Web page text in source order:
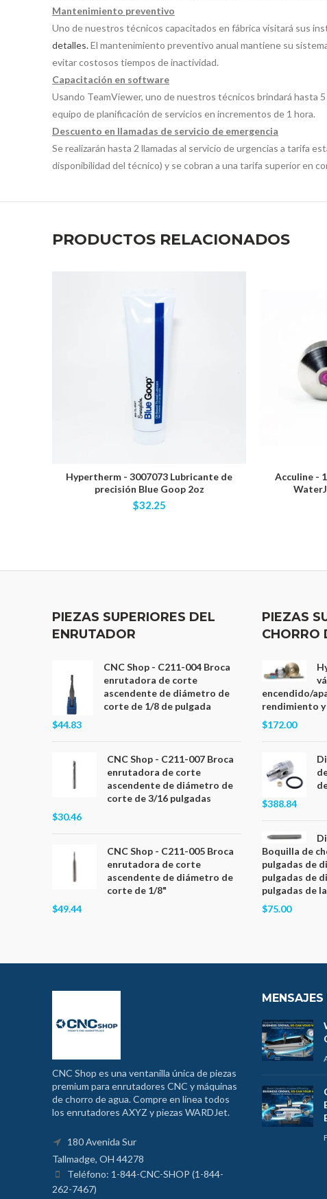
Mantenimiento preventivo
Uno de nuestros técnicos capacitados en fábrica visitará sus
detalles.El mantenimiento preventivo anual mantiene su
evitar costosos tiempos de inactividad.
Capacitación en software
Usando TeamViewer, uno de nuestros técnicos brindará hasta
equipo de planificación de servicios en incrementos de 1 hora.
Descuento en llamadas de servicio de emergencia
Se realizarán hasta 2 llamadas al servicio de urgencias a tarifa
disponibilidad del técnico) y se cobran a una tarifa superior en
PRODUCTOS RELACIONADOS
Hypertherm - 3007073 Lubricante de
precisión Blue Goop 2oz
$32.25
Acculine -
PIEZAS SUPERIORES DEL
ENRUTADOR
CNC Shop - C211-004 Broca
enrutadora de corte
ascendente de diámetro de
corte de 1/8 de pulgada
$44.83
CNC Shop - C211-007 Broca
enrutadora de corte
ascendente de diámetro de
corte de 3/16 pulgadas
$30.46
CNC Shop - C211-005 Broca
enrutadora de corte
ascendente de diámetro de
corte de 1/8"
$49.44
PIEZAS
CHORRO
encendido/
rendimiento
$172.00
$388.84
Boquilla de
pulgadas de
pulgadas de
pulgadas de
$75.00
CNC Shop es una ventanilla única de piezas
premium para enrutadores CNC y máquinas
de chorro de agua. Compre en línea todos
los enrutadores AXYZ y piezas WARDJet.
180 Avenida Sur
Tallmadge, OH 44278
Teléfono: 1-844-CNC-SHOP (1-844-
262-7467)
MENSAJES